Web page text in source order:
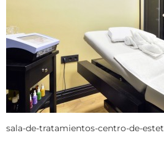
sala-de-tratamientos-centro-de-